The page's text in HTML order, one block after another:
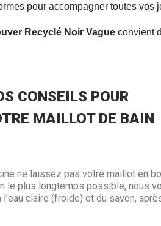
pour accompagner toutes vos
Recyclé Noir Vague convient
CONSEILS POUR
MAILLOT DE BAIN
ne laissez pas votre maillot en
le plus longtemps possible, nous
claire (froide) et du savon,